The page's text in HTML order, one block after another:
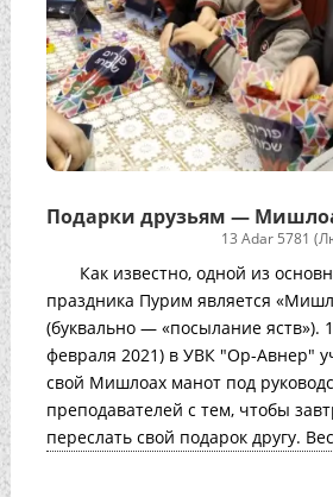
Подарки друзьям —
13 Adar 5781
Как известно, одной из
праздника Пурим является
(буквально — «посылание яств»).
февраля 2021) в УВК "Ор-Авнер"
свой Мишлоах манот под
преподавателей с тем, чтобы
переслать свой подарок другу.